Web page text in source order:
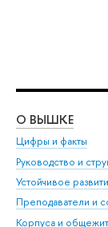
О ВЫШКЕ
Цифры и факты
Руководство и
Устойчивое
Преподаватели и
Корпуса и